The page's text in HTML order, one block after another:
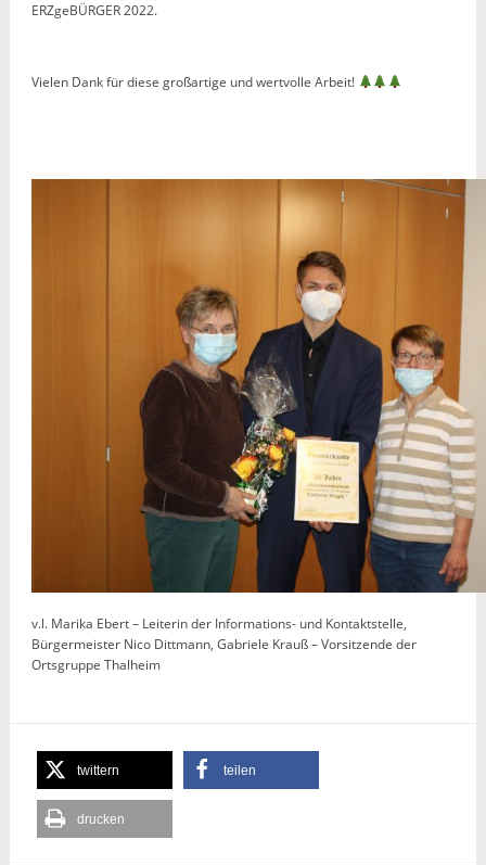
ERZgeBÜRGER 2022.
Vielen Dank für diese großartige und wertvolle Arbeit!
v.l. Marika Ebert – Leiterin der Informations- und Kontaktstelle,
Bürgermeister Nico Dittmann, Gabriele Krauß – Vorsitzende der
Ortsgruppe Thalheim
twittern teilen
drucken